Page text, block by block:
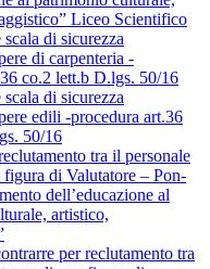
Liceo Scientifico
di sicurezza
di carpenteria -
co.2 lett.b D.lgs. 50/16
di sicurezza
edili -procedura art.36
50/16
tra il personale
di Valutatore – Pon-
dell’educazione al
artistico,
per reclutamento tra